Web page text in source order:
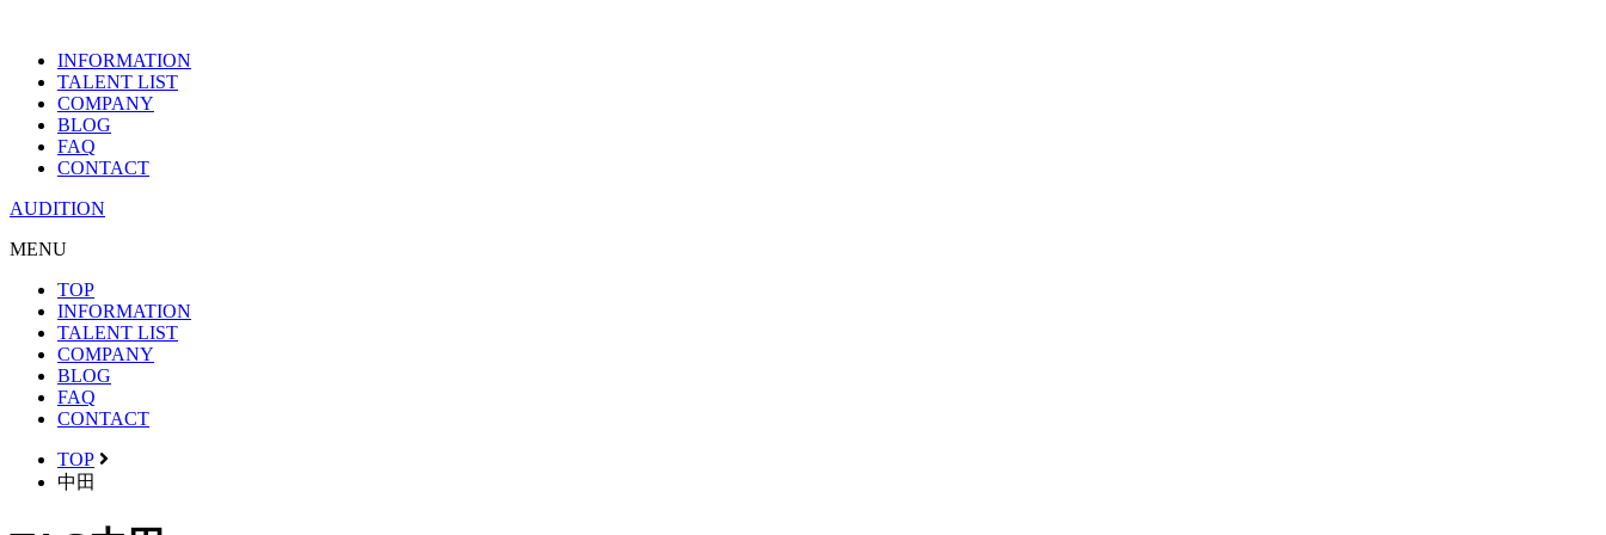
INFORMATION
TALENT LIST
COMPANY
BLOG
FAQ
CONTACT
AUDITION
MENU
TOP
INFORMATION
TALENT LIST
COMPANY
BLOG
FAQ
CONTACT
TOP
中田